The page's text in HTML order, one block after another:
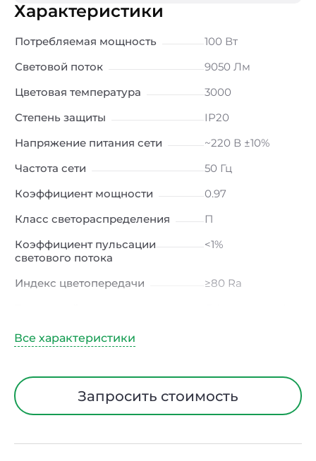
Характеристики
Потребляемая мощность
100 Вт
Световой поток
9050 Лм
Цветовая температура
3000
Степень защиты
IP20
Напряжение питания сети
~220 В ±10%
Частота сети
50 Гц
Коэффициент мощности
0.97
Класс светораспределения
П
Коэффициент пульсации
светового потока
<1%
Индекс цветопередачи
≥80 Ra
Угол рассеивания
Диапазон рабочих
температурЗапросить стоимость